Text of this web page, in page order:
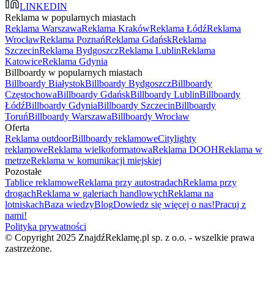
LINKEDIN
Reklama w popularnych miastach
Reklama WarszawaReklama KrakówReklama ŁódźReklama
WrocławReklama PoznańReklama GdańskReklama
SzczecinReklama BydgoszczReklama LublinReklama
KatowiceReklama Gdynia
Billboardy w popularnych miastach
Billboardy BiałystokBillboardy BydgoszczBillboardy
CzęstochowaBillboardy GdańskBillboardy LublinBillboardy
ŁódźBillboardy GdyniaBillboardy SzczecinBillboardy
ToruńBillboardy WarszawaBillboardy Wrocław
Oferta
Reklama outdoorBillboardy reklamoweCitylighty
reklamoweReklama wielkoformatowaReklama DOOHReklama w
metrzeReklama w komunikacji miejskiej
Pozostałe
Tablice reklamoweReklama przy autostradachReklama przy
drogachReklama w galeriach handlowychReklama na
lotniskachBaza wiedzyBlogDowiedz się więcej o nas!Pracuj z
nami!
Polityka prywatności
© Copyright 2025 ZnajdźReklamę.pl sp. z o.o. - wszelkie prawa
zastrzeżone.